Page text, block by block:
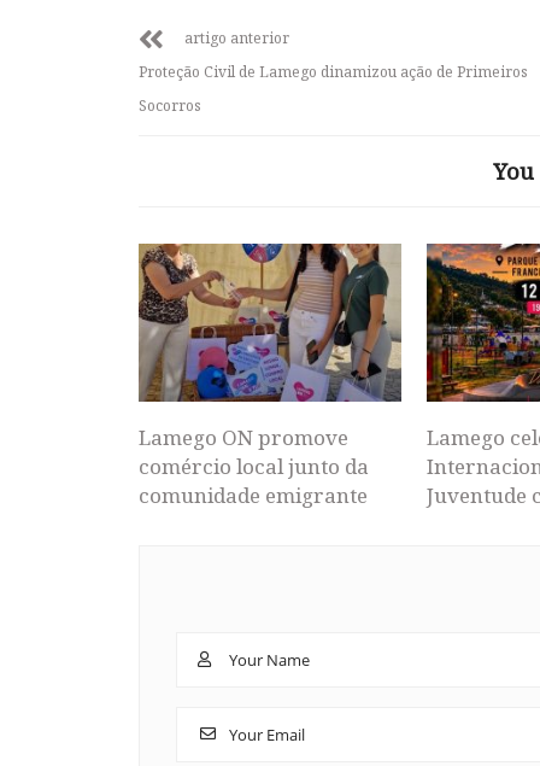
artigo anterior
Proteção Civil de Lamego dinamizou ação de Primeiros
Socorros
Lamego ON promove
comércio local junto da
comunidade emigrante
Lamego
Juventude